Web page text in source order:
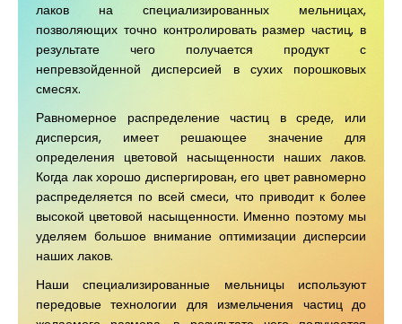
лаков на специализированных мельницах,
позволяющих точно контролировать размер частиц, в
результате чего получается продукт с
непревзойденной дисперсией в сухих порошковых
смесях.
Равномерное распределение частиц в среде, или
дисперсия, имеет решающее значение для
определения цветовой насыщенности наших лаков.
Когда лак хорошо диспергирован, его цвет равномерно
распределяется по всей смеси, что приводит к более
высокой цветовой насыщенности. Именно поэтому мы
уделяем большое внимание оптимизации дисперсии
наших лаков.
Наши специализированные мельницы используют
передовые технологии для измельчения частиц до